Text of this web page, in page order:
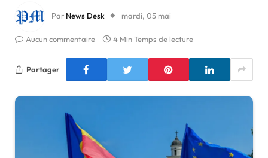
Par News Desk mardi, 05 mai
Aucun commentaire 4 Min Temps de lecture
Partager